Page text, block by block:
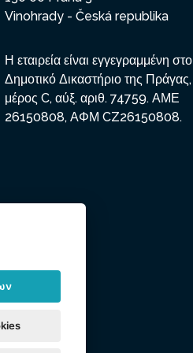
Vinohrady - Česká republika
Η εταιρεία είναι εγγεγραμμένη στο
Δημοτικό Δικαστήριο της Πράγας,
μέρος C, αύξ. αριθ. 74759. ΑΜΕ
26150808, ΑΦΜ CZ26150808.